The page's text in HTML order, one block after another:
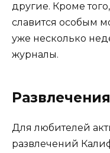
другие. Кроме
славится особым
уже несколько
журналы.
Для любителей
развлечений